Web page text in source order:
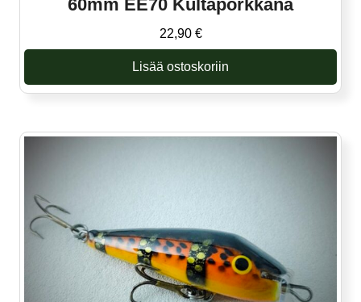
60mm EE70 Kultaporkkana
22,90 €
Lisää ostoskoriin